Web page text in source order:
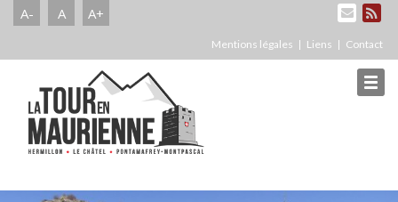
A- A A+
Mentions légales Liens Contact